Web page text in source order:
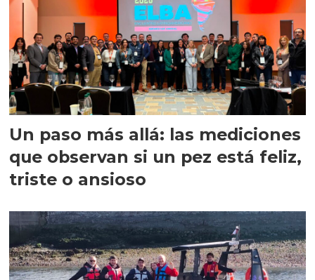
Un paso más allá: las mediciones
que observan si un pez está feliz,
triste o ansioso